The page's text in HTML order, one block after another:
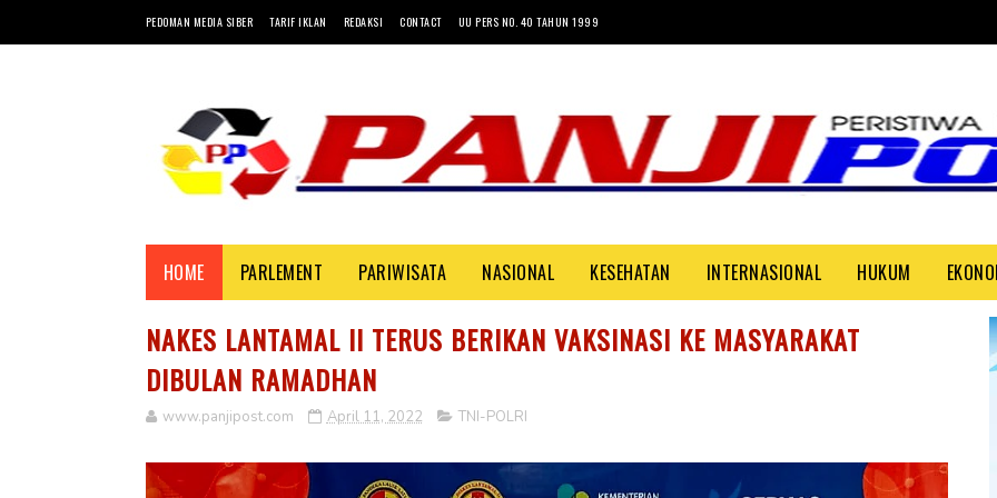
PEDOMAN MEDIA SIBER TARIF IKLAN REDAKSI CONTACT UU PERS NO. 40 TAHUN 1999
HOME PARLEMENT PARIWISATA NASIONAL KESEHATAN INTERNASIONAL HUKUM
NAKES LANTAMAL II TERUS BERIKAN VAKSINASI KE MASYARAKAT
DIBULAN RAMADHAN
www.panjipost.com April 11, 2022 TNI-POLRI